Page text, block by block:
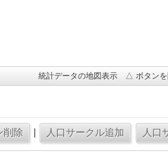
統計データの地図表示 △ ボタン